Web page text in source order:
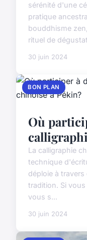
sérénité d'une
pratique
bouddhisme
rituel de
30 juin 2024
BON PLAN
Où
La calligraphie
technique
déploie à
tradition. Si
vous s...
30 juin 2024